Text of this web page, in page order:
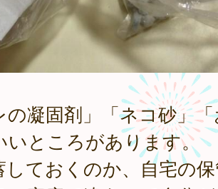
の凝固剤」「ネコ砂」
いところがあります。
しておくのか、自宅の